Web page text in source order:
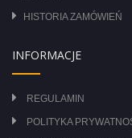
HISTORIA ZAMÓWIEŃ
INFORMACJE
REGULAMIN
POLITYKA